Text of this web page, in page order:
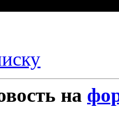
на